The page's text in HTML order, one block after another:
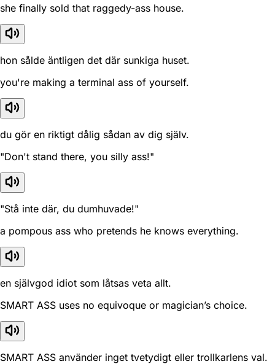
she finally sold that raggedy-ass house.
hon sålde äntligen det där sunkiga huset.
you're making a terminal ass of yourself.
du gör en riktigt dålig sådan av dig själv.
"Don't stand there, you silly ass!"
"Stå inte där, du dumhuvade!"
a pompous ass who pretends he knows everything.
en självgod idiot som låtsas veta allt.
SMART ASS uses no equivoque or magician’s choice.
SMART ASS använder inget tvetydigt eller trollkarlens val.